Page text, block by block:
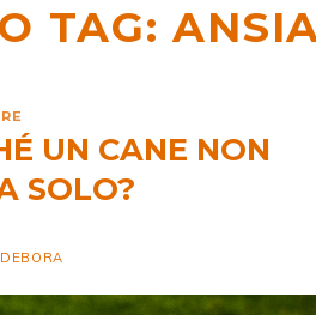
TAG:
UN CANE NON
SOLO?
DEBORA